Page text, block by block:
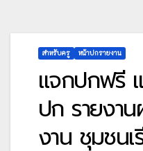
สำหรับครู หน้าปกรายงาน
แจกปกฟรี
ปก รายงาน
งาน ชุมชน